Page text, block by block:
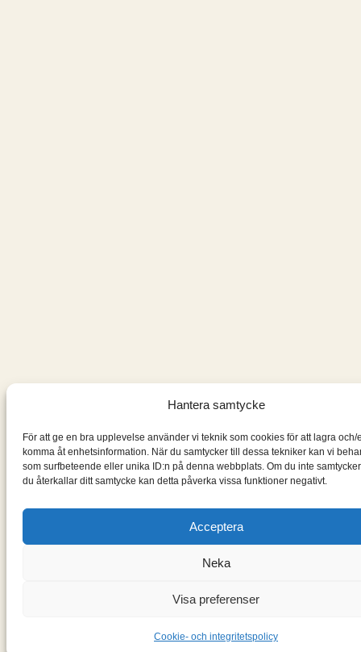
Hantera samtycke
För att ge en bra upplevelse använder vi teknik som cookies för att lagra och/
komma åt enhetsinformation. När du samtycker till dessa tekniker kan vi
som surfbeteende eller unika ID:n på denna webbplats. Om du inte
du återkallar ditt samtycke kan detta påverka vissa funktioner negativt.
Acceptera
Neka
Visa preferenser
Cookie- och integritetspolicy